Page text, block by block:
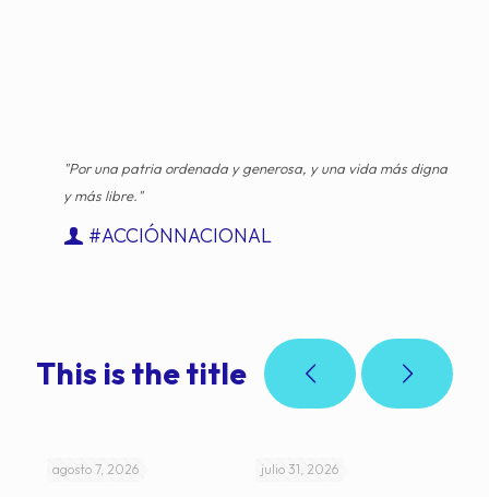
"Por una patria ordenada y generosa, y una vida más digna
y más libre."
#ACCIÓNNACIONAL
This is the title
agosto 7, 2026 julio 31, 2026